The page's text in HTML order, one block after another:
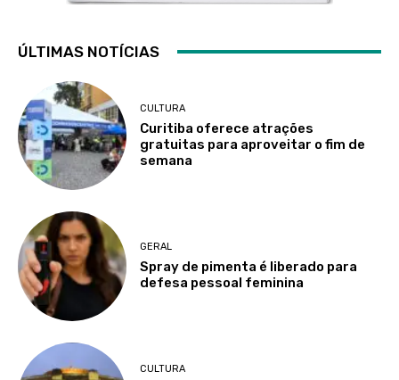
ÚLTIMAS NOTÍCIAS
CULTURA
Curitiba oferece atrações
gratuitas para aproveitar o fim de
semana
GERAL
Spray de pimenta é liberado para
defesa pessoal feminina
CULTURA